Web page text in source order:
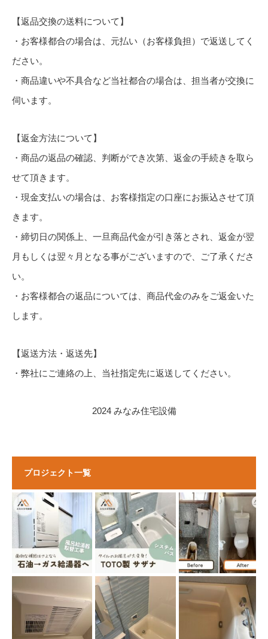
【返品交換の送料について】
・お客様都合の場合は、元払い（お客様負担）で返送してく
ださい。
・商品違いや不具合など当社都合の場合は、担当者が交換に
伺います。
【返金方法について】
・商品の返品の確認、判断ができ次第、返金の手続きを取ら
せて頂きます。
・現金支払いの場合は、お客様指定の口座にお振込させて頂
きます。
・締切日の関係上、一旦商品代金が引き落とされ、返金が翌
月もしくは翌々月となる事がございますので、ご了承くださ
い。
・お客様都合の返品については、商品代金のみをご返金いた
します。
【返送方法・返送先】
・弊社にご連絡の上、当社指定先に返送してください。
2024 みなみ住宅設備
プロジェクト一覧